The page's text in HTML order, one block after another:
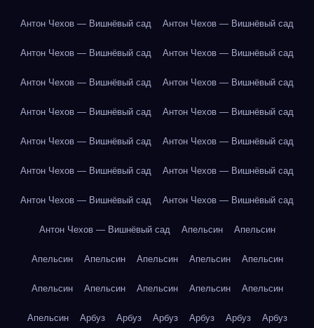
Антон Чехов — Вишнёвый сад Антон Чехов — Вишнёвый сад
Антон Чехов — Вишнёвый сад Антон Чехов — Вишнёвый сад
Антон Чехов — Вишнёвый сад Антон Чехов — Вишнёвый сад
Антон Чехов — Вишнёвый сад Антон Чехов — Вишнёвый сад
Антон Чехов — Вишнёвый сад Антон Чехов — Вишнёвый сад
Антон Чехов — Вишнёвый сад Антон Чехов — Вишнёвый сад
Антон Чехов — Вишнёвый сад Антон Чехов — Вишнёвый сад
Антон Чехов — Вишнёвый сад Апельсин Апельсин
Апельсин Апельсин Апельсин Апельсин Апельсин
Апельсин Апельсин Апельсин Апельсин Апельсин
Апельсин Арбуз Арбуз Арбуз Арбуз Арбуз Арбуз